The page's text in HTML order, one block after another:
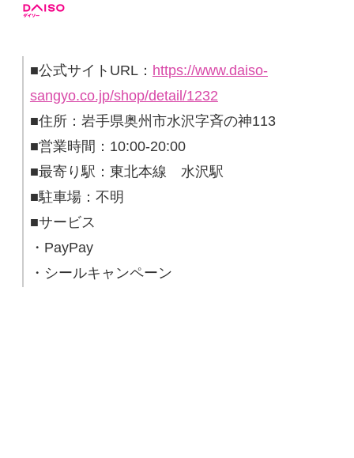
■公式サイトURL： https://www.daiso-
sangyo.co.jp/shop/detail/1232
■住所：岩手県奥州市水沢字斉の神113
■営業時間：10:00-20:00
■最寄り駅：東北本線 水沢駅
■駐車場：不明
■サービス
・PayPay
・シールキャンペーン